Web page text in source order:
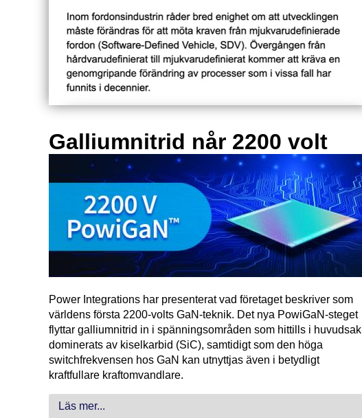
Galliumnitrid når 2200 volt
Power Integrations har presenterat vad företaget beskriver som
världens första 2200-volts GaN-teknik. Det nya PowiGaN-steget
flyttar galliumnitrid in i spänningsområden som hittills i huvudsak
dominerats av kiselkarbid (SiC), samtidigt som den höga
switchfrekvensen hos GaN kan utnyttjas även i betydligt
kraftfullare kraftomvandlare.
Läs mer...